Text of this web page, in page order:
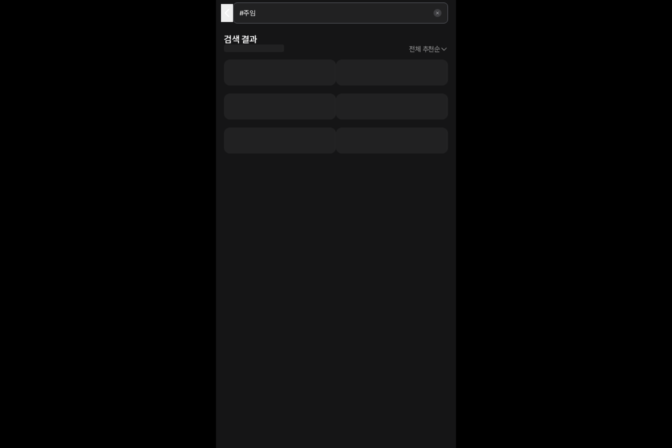
검색 결과
전체 추천순